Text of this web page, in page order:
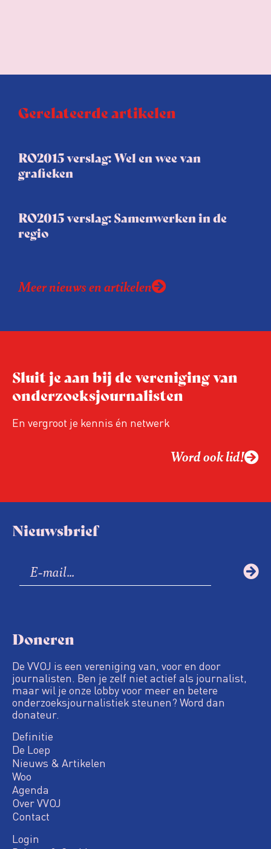
Gerelateerde artikelen
RO2015 verslag: Wel en wee van
grafieken
RO2015 verslag: Samenwerken in de
regio
Meer nieuws en artikelen
Sluit je aan bij de vereniging van
onderzoeksjournalisten
En vergroot je kennis én netwerk
Word ook lid!
Nieuwsbrief
Doneren
De VVOJ is een vereniging van, voor en door
journalisten. Ben je zelf niet actief als journalist,
maar wil je onze lobby voor meer en betere
onderzoeksjournalistiek steunen? Word dan
donateur.
Definitie
De Loep
Nieuws & Artikelen
Woo
Agenda
Over VVOJ
Contact
Login